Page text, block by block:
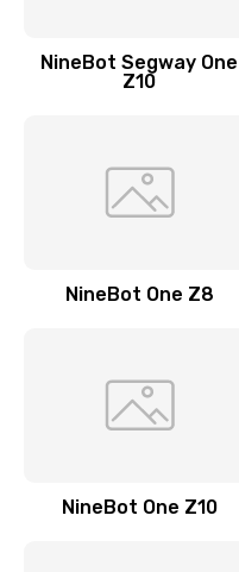
NineBot Segway One
Z10
NineBot One Z8
NineBot One Z10